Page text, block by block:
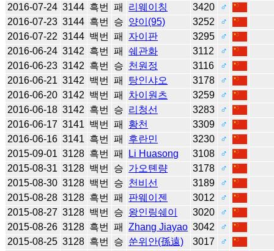
2016-07-24 3144 흑번 패 리웨이칭 3420
♂
2016-07-23 3144 흑번 승 양이(95) 3252
♂
2016-07-22 3144 백번 패 자이판 3295
♂
2016-06-24 3142 흑번 패 쉐관화 3112
♂
2016-06-23 3142 흑번 승 천원정 3116
♂
2016-06-21 3142 백번 패 탕인샤오 3178
♂
2016-06-20 3142 백번 패 차이원츠 3259
♂
2016-06-18 3142 흑번 승 리청선 3283
♂
2016-06-17 3141 백번 패 황천 3309
♂
2016-06-16 3141 흑번 패 후란민 3230
♂
2015-09-01 3128 흑번 패 Li Huasong 3108
♂
2015-08-31 3128 백번 승 가오톈량 3178
♂
2015-08-30 3128 백번 승 천비선 3189
♂
2015-08-28 3128 흑번 패 판웨이젠 3012
♂
2015-08-27 3128 백번 승 왕인링쉐이 3020
♂
2015-08-26 3128 흑번 패 Zhang Jiayao 3042
♂
2015-08-25 3128 흑번 승 쑨위안(孫遠) 3017
♂